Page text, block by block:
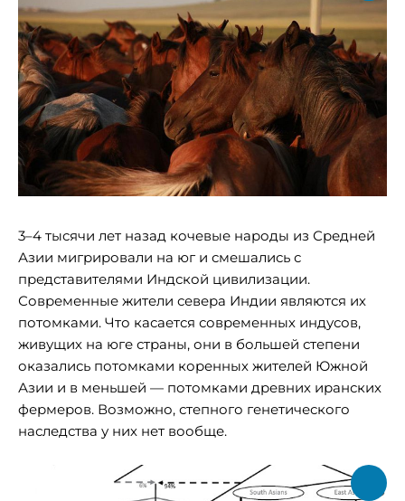
3–4 тысячи лет назад кочевые народы из Средней
Азии мигрировали на юг и смешались с
представителями Индской цивилизации.
Современные жители севера Индии являются их
потомками. Что касается современных индусов,
живущих на юге страны, они в большей степени
оказались потомками коренных жителей Южной
Азии и в меньшей — потомками древних иранских
фермеров. Возможно, степного генетического
наследства у них нет вообще.